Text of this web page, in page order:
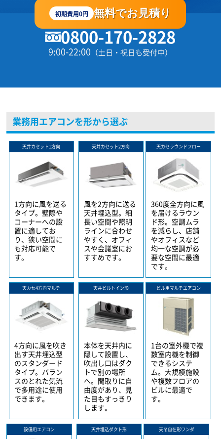
初期費用0円 無料でお見積り
0800-170-2828
9:00-22:00 （土日・祝日も受付中）
業務用エアコンを形から選ぶ
天井カセット1方向
1方向に風を送る
タイプ。壁際や
コーナーへの設
置に適してお
り、狭い空間に
も対応可能で
す。
天井カセット2方向
風を2方向に送る
天井埋込型。細
長い空間や照明
ラインに合わせ
やすく、オフィ
スや会議室にお
すすめです。
天カセラウンドフロー
360度全方向に風
を届けるラウン
ド形。空調ムラ
を減らし、店舗
やオフィスなど
均一な空調が必
要な空間に最適
です。
天カセ4方向マルチ
4方向に風を吹き
出す天井埋込型
のスタンダード
タイプ。バラン
スのとれた気流
で多用途に使用
できます。
天井ビルトイン形
本体を天井内に
隠して設置し、
吹出し口はダク
トで別の場所
へ。間取りに自
由度があり、見
た目もすっきり
します。
ビル用マルチエアコン
1台の室外機で複
数室内機を制御
できるシステ
ム。大規模施設
や複数フロアの
ビルに最適で
す。
設備用エアコン 天井埋込ダクト形 天吊自在形ワンダ